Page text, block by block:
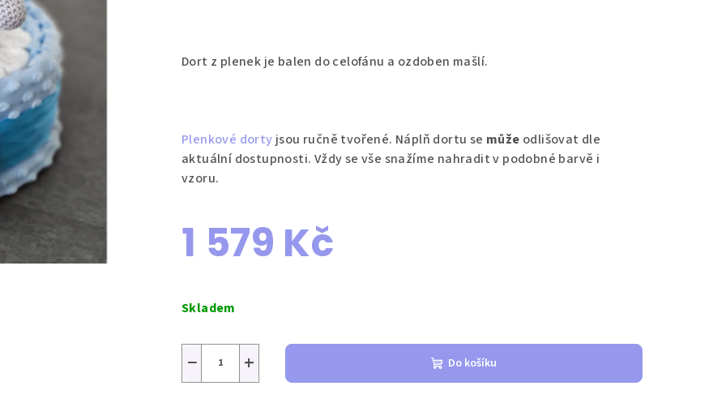
Dort z plenek je balen do celofánu a ozdoben mašlí.
Plenkové dorty jsou ručně tvořené. Náplň dortu se může odlišovat dle
aktuální dostupnosti. Vždy se vše snažíme nahradit v podobné barvě i
vzoru.
1 579 Kč
cena:
Skladem
+
− Do košíku